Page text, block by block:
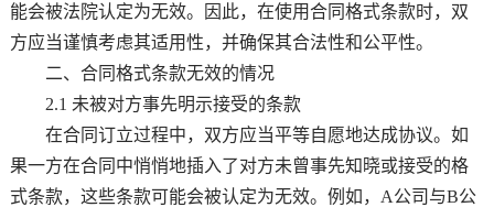
能会被法院认定为无效。因此，在使用合同格式条款时，双
方应当谨慎考虑其适用性，并确保其合法性和公平性。
二、合同格式条款无效的情况
2.1 未被对方事先明示接受的条款
在合同订立过程中，双方应当平等自愿地达成协议。如
果一方在合同中悄悄地插入了对方未曾事先知晓或接受的格
式条款，这些条款可能会被认定为无效。例如，A公司与B公